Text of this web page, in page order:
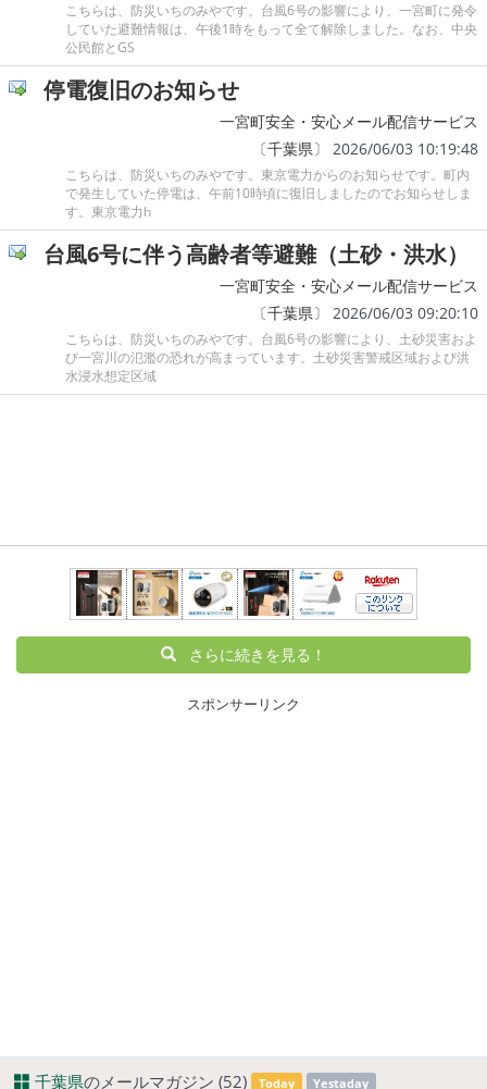
こちらは、防災いちのみやです。台風6号の影響により、一宮町に発令
していた避難情報は、午後1時をもって全て解除しました。なお、中央
公民館とGS
停電復旧のお知らせ
一宮町安全・安心メール配信サービス
〔千葉県〕 2026/06/03 10:19:48
こちらは、防災いちのみやです。東京電力からのお知らせです。町内
で発生していた停電は、午前10時頃に復旧しましたのでお知らせしま
す。東京電力h
台風6号に伴う高齢者等避難（土砂・洪水）
一宮町安全・安心メール配信サービス
〔千葉県〕 2026/06/03 09:20:10
こちらは、防災いちのみやです。台風6号の影響により、土砂災害およ
び一宮川の氾濫の恐れが高まっています。土砂災害警戒区域および洪
水浸水想定区域
さらに続きを見る！
スポンサーリンク
千葉県のメールマガジン (52) Today Yestaday